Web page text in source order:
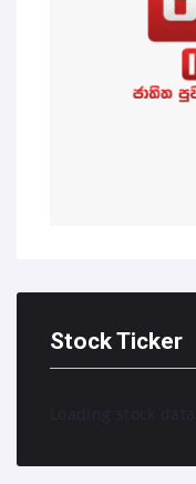
Stock Ticker
Loading stock